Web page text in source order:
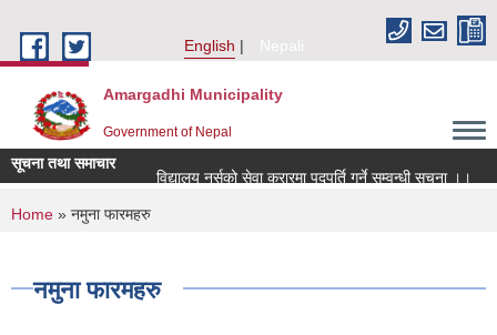
English
Nepali
Amargadhi Municipality
Government of Nepal
सूचना तथा समाचार
विद्यालय नर्सको सेवा करारमा पदपूर्ति गर्ने सम्वन्धी सूचना ।।
You are here
Home » नमुना फारमहरु
नमुना फारमहरु